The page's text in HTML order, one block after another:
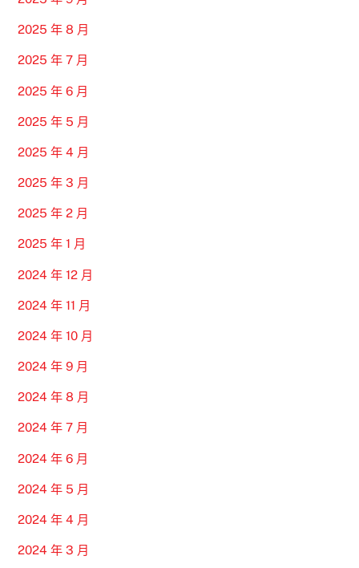
2025 年 8 月
2025 年 7 月
2025 年 6 月
2025 年 5 月
2025 年 4 月
2025 年 3 月
2025 年 2 月
2025 年 1 月
2024 年 12 月
2024 年 11 月
2024 年 10 月
2024 年 9 月
2024 年 8 月
2024 年 7 月
2024 年 6 月
2024 年 5 月
2024 年 4 月
2024 年 3 月